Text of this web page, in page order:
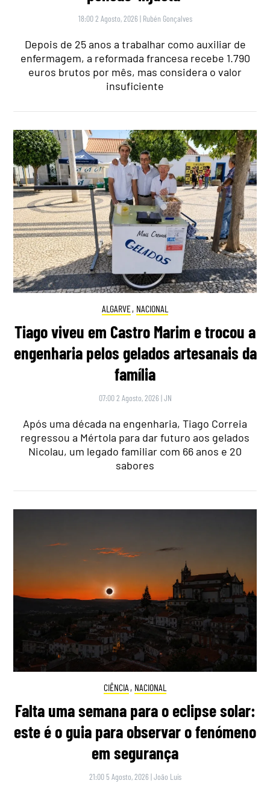
18:00 2 Agosto, 2026 | Rubén Gonçalves
Depois de 25 anos a trabalhar como auxiliar de
enfermagem, a reformada francesa recebe 1.790
euros brutos por mês, mas considera o valor
insuficiente
ALGARVE, NACIONAL
Tiago viveu em Castro Marim e trocou a
engenharia pelos gelados artesanais da
família
07:00 2 Agosto, 2026 |JN
Após uma década na engenharia, Tiago Correia
regressou a Mértola para dar futuro aos gelados
Nicolau, um legado familiar com 66 anos e 20
sabores
CIÊNCIA , NACIONAL
Falta uma semana para o eclipse solar:
este é o guia para observar o fenómeno
em segurança
21:00 5 Agosto, 2026 |João Luís